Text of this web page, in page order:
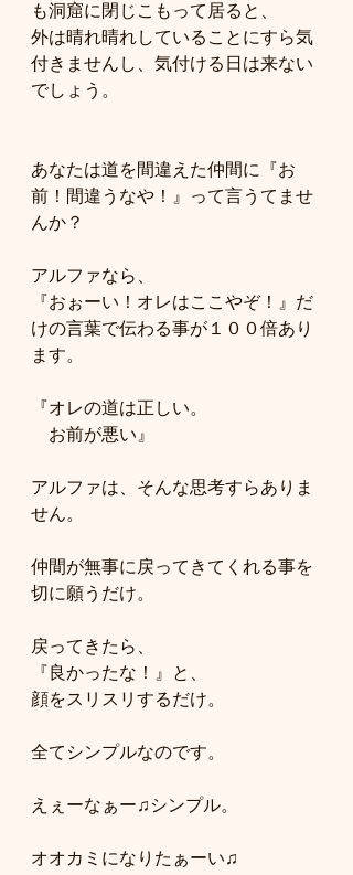
も洞窟に閉じこもって居ると、
外は晴れ晴れしていることにすら気
付きませんし、気付ける日は来ない
でしょう。
あなたは道を間違えた仲間に『お
前！間違うなや！』って言うてませ
んか？
アルファなら、
『おぉーい！オレはここやぞ！』だ
けの言葉で伝わる事が１００倍あり
ます。
『オレの道は正しい。
お前が悪い』
アルファは、そんな思考すらありま
せん。
仲間が無事に戻ってきてくれる事を
切に願うだけ。
戻ってきたら、
『良かったな！』と、
顔をスリスリするだけ。
全てシンプルなのです。
えぇーなぁー♫シンプル。
オオカミになりたぁーい♫